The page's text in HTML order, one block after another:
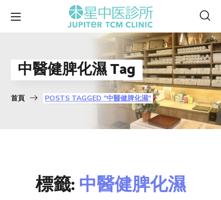
中醫健脾化濕 Tag
首頁 POSTS TAGGED "中醫健脾化濕"
標籤:中醫健脾化濕